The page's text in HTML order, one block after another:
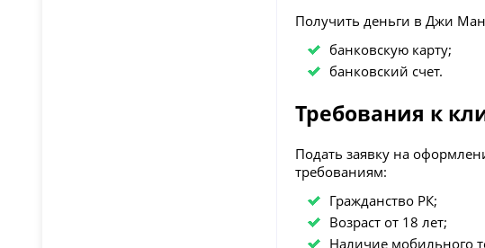
Получить деньги в Джи
банковскую карту;
банковский счет.
Требования к
Подать заявку на
требованиям:
Гражданство РК;
Возраст от 18 лет;
Наличие мобильного